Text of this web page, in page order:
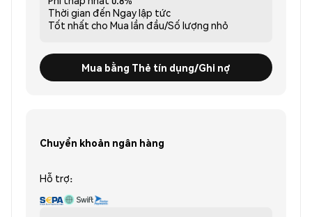
Thời gian đến Ngay lập tức
Tốt nhất cho Mua lần đầu/Số lượng nhỏ
Mua bằng Thẻ tín dụng/Ghi nợ
Chuyển khoản ngân hàng
Hỗ trợ: